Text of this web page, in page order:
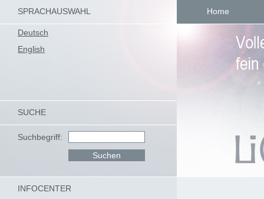
SPRACHAUSWAHL
Deutsch
English
SUCHE
Suchbegriff:
Home
INFOCENTER